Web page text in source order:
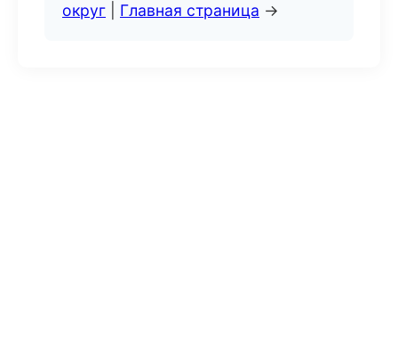
округ
Главная страница →